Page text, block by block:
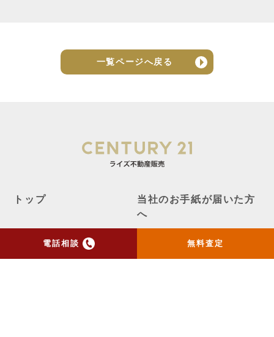
電話相談 無料査定
一覧ページへ戻る
トップ
当社のお手紙が届いた方
へ
売却実績 売却の流れ